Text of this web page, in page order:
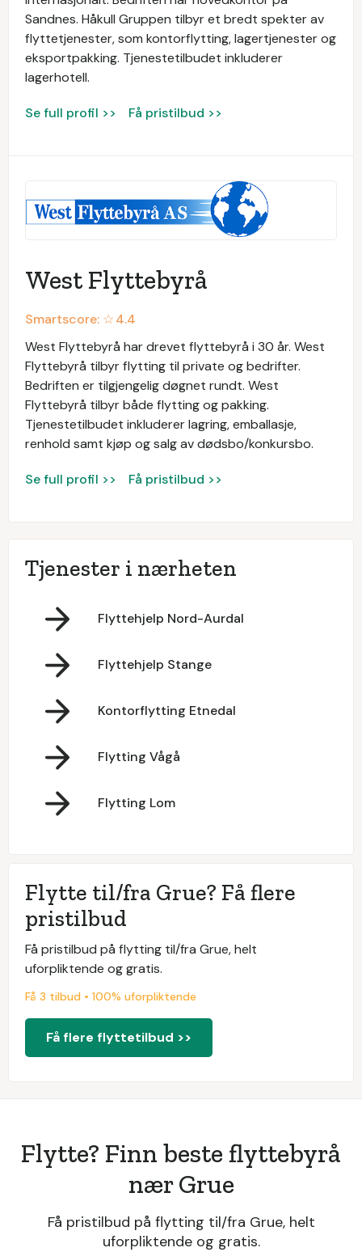
Sandnes. Håkull Gruppen tilbyr et bredt spekter av
flyttetjenester, som kontorflytting, lagertjenester og
eksportpakking. Tjenestetilbudet inkluderer
lagerhotell.
Se full profil >> Få pristilbud >>
West Flyttebyrå
Smartscore: ☆4.4
West Flyttebyrå har drevet flyttebyrå i 30 år. West
Flyttebyrå tilbyr flytting til private og bedrifter.
Bedriften er tilgjengelig døgnet rundt. West
Flyttebyrå tilbyr både flytting og pakking.
Tjenestetilbudet inkluderer lagring, emballasje,
renhold samt kjøp og salg av dødsbo/konkursbo.
Se full profil >> Få pristilbud >>
Tjenester i nærheten
Flyttehjelp Nord-Aurdal
Flyttehjelp Stange
Kontorflytting Etnedal
Flytting Vågå
Flytting Lom
Flytte til/fra Grue? Få flere
pristilbud
Få pristilbud på flytting til/fra Grue, helt
uforpliktende og gratis.
Få 3 tilbud • 100% uforpliktende
Få flere flyttetilbud >>
Flytte? Finn beste flyttebyrå
nær Grue
Få pristilbud på flytting til/fra Grue, helt
uforpliktende og gratis.